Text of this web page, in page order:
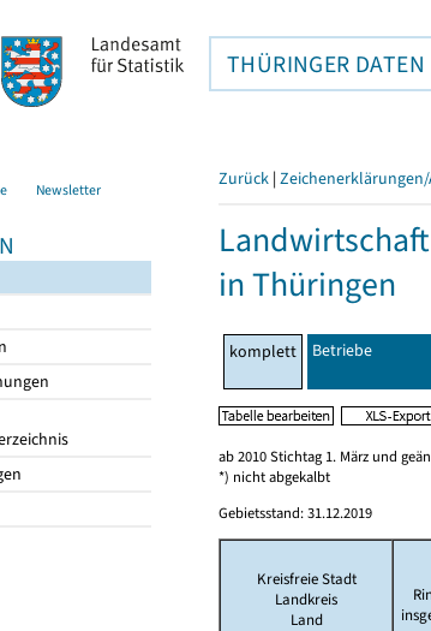
THÜRINGER DATEN
Newsletter Zurück |
in Thüringen
komplett Betriebe
ab 2010 Stichtag 1. März und
*) nicht abgekalbt
Gebietsstand: 31.12.2019
Kreisfreie Stadt
Landkreis
Land